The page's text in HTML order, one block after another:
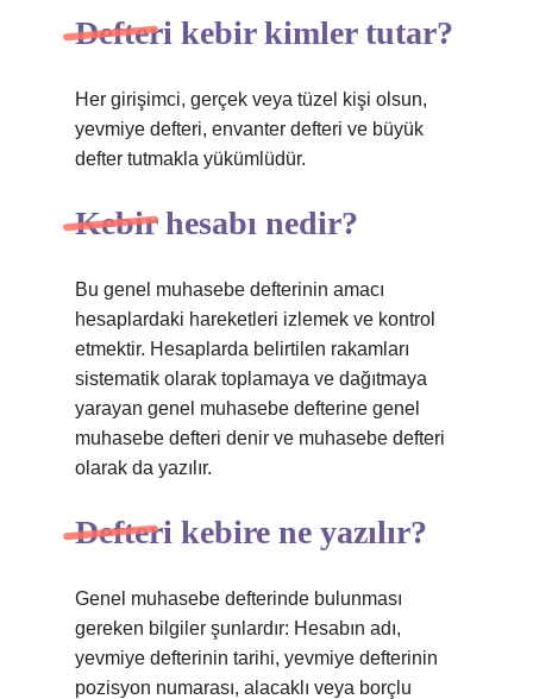
Defteri kebir kimler tutar?
Her girişimci, gerçek veya tüzel kişi olsun,
yevmiye defteri, envanter defteri ve büyük
defter tutmakla yükümlüdür.
Kebir hesabı nedir?
Bu genel muhasebe defterinin amacı
hesaplardaki hareketleri izlemek ve kontrol
etmektir. Hesaplarda belirtilen rakamları
sistematik olarak toplamaya ve dağıtmaya
yarayan genel muhasebe defterine genel
muhasebe defteri denir ve muhasebe defteri
olarak da yazılır.
Defteri kebire ne yazılır?
Genel muhasebe defterinde bulunması
gereken bilgiler şunlardır: Hesabın adı,
yevmiye defterinin tarihi, yevmiye defterinin
pozisyon numarası, alacaklı veya borçlu